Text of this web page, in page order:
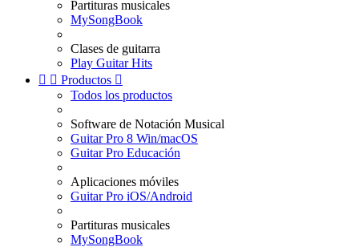
Partituras musicales
MySongBook
Clases de guitarra
Play Guitar Hits
  Productos 
Todos los productos
Software de Notación Musical
Guitar Pro 8 Win/macOS
Guitar Pro Educación
Aplicaciones móviles
Guitar Pro iOS/Android
Partituras musicales
MySongBook